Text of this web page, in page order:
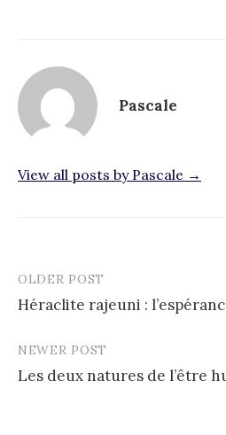
Pascale
View all posts by Pascale →
Post
navigation
OLDER POST
Héraclite rajeuni :
NEWER POST
Les deux natures de l’être